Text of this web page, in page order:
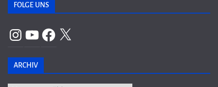
FOLGE UNS
InstagramYouTubeFacebook
X
ARCHIV